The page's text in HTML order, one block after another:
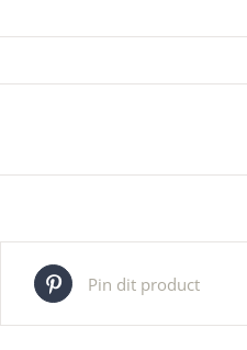
Pin dit product